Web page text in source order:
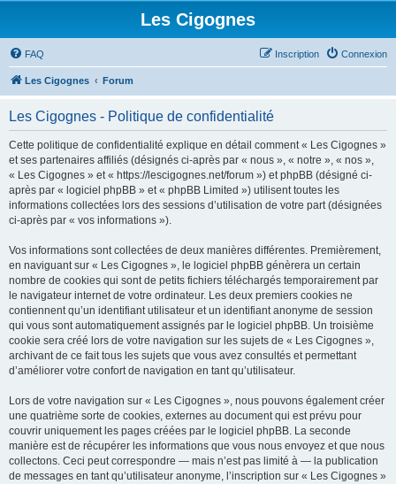
Les Cigognes
FAQ Connexion
Inscription
Les Cigognes Forum
Les Cigognes - Politique de confidentialité
Cette politique de confidentialité explique en détail comment « Les Cigognes »
et ses partenaires affiliés (désignés ci-après par « nous », « notre », « nos »,
« Les Cigognes » et « https://lescigognes.net/forum ») et phpBB (désigné ci-
après par « logiciel phpBB » et « phpBB Limited ») utilisent toutes les
informations collectées lors des sessions d’utilisation de votre part (désignées
ci-après par « vos informations »).
Vos informations sont collectées de deux manières différentes. Premièrement,
en naviguant sur « Les Cigognes », le logiciel phpBB génèrera un certain
nombre de cookies qui sont de petits fichiers téléchargés temporairement par
le navigateur internet de votre ordinateur. Les deux premiers cookies ne
contiennent qu’un identifiant utilisateur et un identifiant anonyme de session
qui vous sont automatiquement assignés par le logiciel phpBB. Un troisième
cookie sera créé lors de votre navigation sur les sujets de « Les Cigognes »,
archivant de ce fait tous les sujets que vous avez consultés et permettant
d’améliorer votre confort de navigation en tant qu’utilisateur.
Lors de votre navigation sur « Les Cigognes », nous pouvons également créer
une quatrième sorte de cookies, externes au document qui est prévu pour
couvrir uniquement les pages créées par le logiciel phpBB. La seconde
manière est de récupérer les informations que vous nous envoyez et que nous
collectons. Ceci peut correspondre — mais n’est pas limité à — la publication
de messages en tant qu’utilisateur anonyme, l’inscription sur « Les Cigognes »